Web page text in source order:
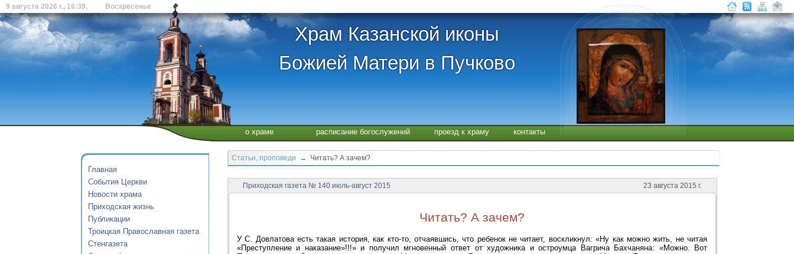
9 августа 2026 г., 16:39, Воскресенье
Храм Казанской иконы
Божией Матери в Пучково
о храме расписание богослужений проезд к храму контакты
Главная
События Церкви
Новости храма
Приходская жизнь
Публикации
Троицкая Православная газета
Стенгазета
Статьи, проповеди → Читать? А зачем?
Приходская газета № 140 июль-август 2015 23 августа 2015 г.
Читать? А зачем?
У С. Довлатова есть такая история, как кто-то, отчаявшись, что ребенок не читает, воскликнул: «Ну как можно жить, не читая
«Преступление и наказание»!!!» и получил мгновенный ответ от художника и остроумца Вагрича Бахчаняна: «Можно. Вот